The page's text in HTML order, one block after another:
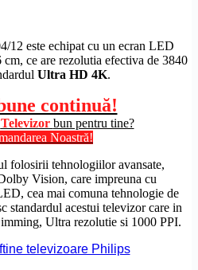
12 este echipat cu un ecran LED
ce are rezolutia efectiva de 3840
Ultra HD 4K.
continuă!
Televizor bun pentru tine?
Noastră!
folosirii tehnologiilor avansate,
Vision, care impreuna cu
cea mai comuna tehnologie de
standardul acestui televizor care in
, Ultra rezolutie si 1000 PPI.
televizoare Philips